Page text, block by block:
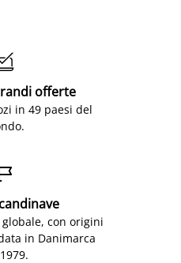
offerte
in 49 paesi del
con origini
in Danimarca